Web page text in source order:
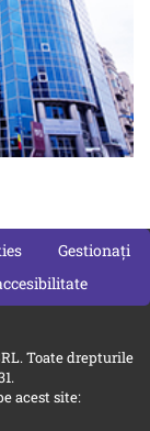
Gestionați
Toate drepturile
acest site: